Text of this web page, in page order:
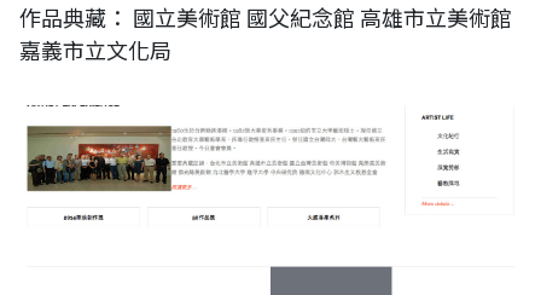
作品典藏： 國立美術館 國父紀念館 高雄市立美術館
嘉義市立文化局